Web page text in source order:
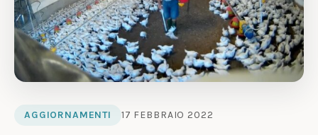
AGGIORNAMENTI 17 FEBBRAIO 2022